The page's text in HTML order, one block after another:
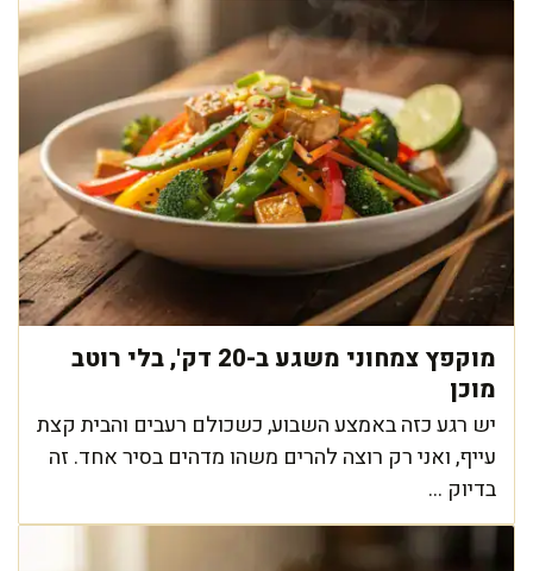
מוקפץ צמחוני משגע ב-20 דק', בלי רוטב
מוכן
יש רגע כזה באמצע השבוע, כשכולם רעבים והבית קצת
עייף, ואני רק רוצה להרים משהו מדהים בסיר אחד. זה
בדיוק ...